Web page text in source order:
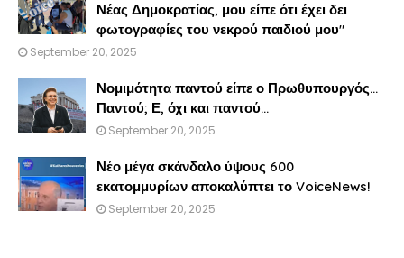
Νέας Δημοκρατίας, μου είπε ότι έχει δει
φωτογραφίες του νεκρού παιδιού μου"
September 20, 2025
Νομιμότητα παντού είπε ο Πρωθυπουργός...
Παντού; Ε, όχι και παντού...
September 20, 2025
Νέο μέγα σκάνδαλο ύψους 600
εκατομμυρίων αποκαλύπτει το VoiceNews!
September 20, 2025